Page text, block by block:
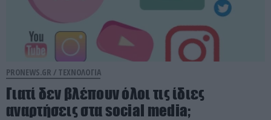
PRONEWS.GR / ΤΕΧΝΟΛΟΓΙΑ
Γιατί δεν βλέπουν όλοι τις ίδιες
αναρτήσεις στα social media;